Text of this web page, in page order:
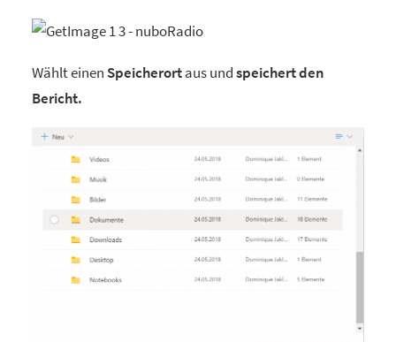
Wählt einen Speicherortaus undspeichert den
Bericht.